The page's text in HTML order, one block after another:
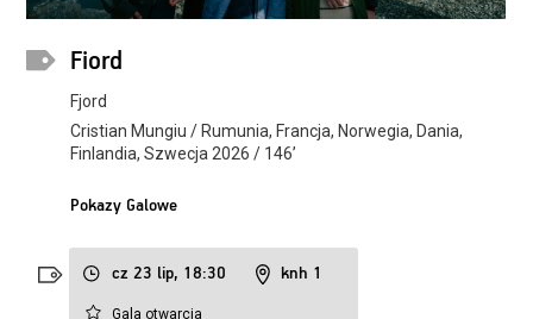
Fiord
Fjord
Cristian Mungiu / Rumunia, Francja, Norwegia, Dania,
Finlandia, Szwecja 2026 / 146’
Pokazy Galowe
cz 23 lip, 18:30 knh 1
Gala otwarcia